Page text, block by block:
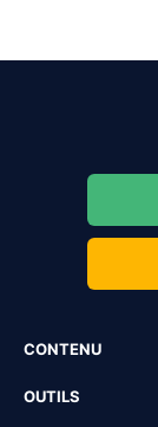
CONTENU
OUTILS